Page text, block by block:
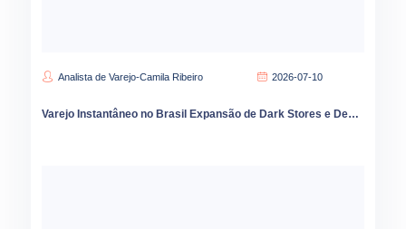
Analista de Varejo-Camila Ribeiro 2026-07-10
Varejo Instantâneo no Brasil Expansão de Dark Stores e Desafios de Sortimento